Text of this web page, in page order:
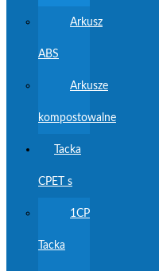
Arkusz
ABS
Arkusze
kompostowalne
Tacka
CPET s
1CP
Tacka